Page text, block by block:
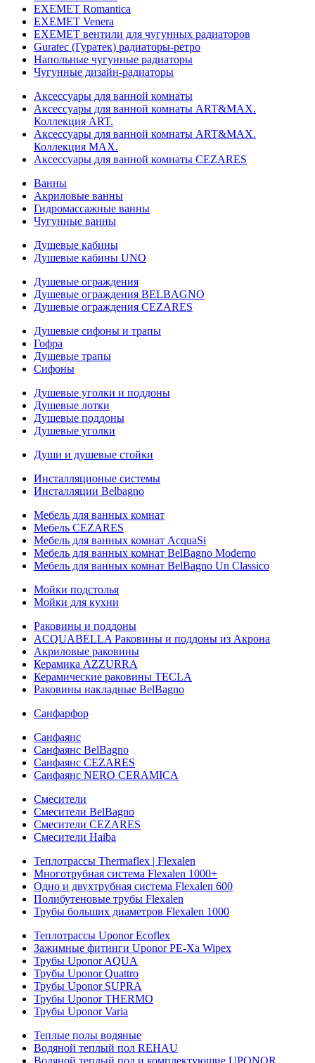
EXEMET Romantica
EXEMET Venera
EXEMET вентили для чугунных радиаторов
Guratec (Гуратек) радиаторы-ретро
Напольные чугунные радиаторы
Чугунные дизайн-радиаторы
Аксессуары для ванной комнаты
Аксессуары для ванной комнаты ART&MAX.
Коллекция ART.
Аксессуары для ванной комнаты ART&MAX.
Коллекция MAX.
Аксессуары для ванной комнаты CEZARES
Ванны
Акриловые ванны
Гидромассажные ванны
Чугунные ванны
Душевые кабины
Душевые кабины UNO
Душевые ограждения
Душевые ограждения BELBAGNO
Душевые ограждения CEZARES
Душевые сифоны и трапы
Гофра
Душевые трапы
Сифоны
Душевые уголки и поддоны
Душевые лотки
Душевые поддоны
Душевые уголки
Души и душевые стойки
Инсталляционые системы
Инсталляции Belbagno
Мебель для ванных комнат
Мебель CEZARES
Мебель для ванных комнат AcquaSi
Мебель для ванных комнат BelBagno Moderno
Мебель для ванных комнат BelBagno Un Classico
Мойки подстолья
Мойки для кухни
Раковины и поддоны
ACQUABELLA Раковины и поддоны из Акрона
Акриловые раковины
Керамика AZZURRA
Керамические раковины TECLA
Раковины накладные BelBagno
Санфарфор
Санфаянс
Санфаянс BelBagno
Санфаянс CEZARES
Санфаянс NERO CERAMICA
Смесители
Смесители BelBagno
Смесители CEZARES
Смесители Haiba
Теплотрассы Thermaflex | Flexalen
Многотрубная система Flexalen 1000+
Одно и двухтрубная система Flexalen 600
Полибутеновые трубы Flexalen
Трубы больших диаметров Flexalen 1000
Теплотрассы Uponor Ecoflex
Зажимные фитинги Uponor PE-Xa Wipex
Трубы Uponor AQUA
Трубы Uponor Quattro
Трубы Uponor SUPRA
Трубы Uponor THERMO
Трубы Uponor Varia
Теплые полы водяные
Водяной теплый пол REHAU
Водяной теплый пол и комплектующие UPONOR